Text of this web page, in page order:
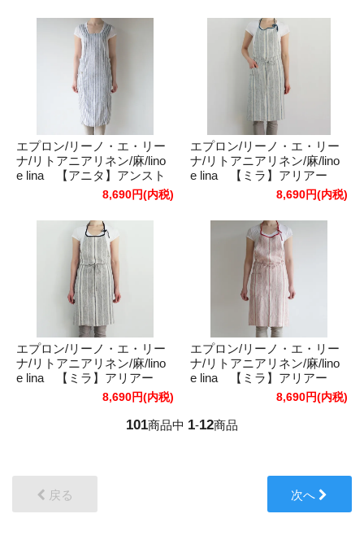
エプロン/リーノ・エ・リー
ナ/リトアニアリネン/麻/lino
e lina 【アニタ】アンスト
8,690円(内税)
エプロン/リーノ・エ・リー
ナ/リトアニアリネン/麻/lino
e lina 【ミラ】アリアー
8,690円(内税)
エプロン/リーノ・エ・リー
ナ/リトアニアリネン/麻/lino
e lina 【ミラ】アリアー
ヌ・ダークブルー8,690円(内税)
エプロン/リーノ・エ・リー
ナ/リトアニアリネン/麻/lino
e lina 【ミラ】アリアー
8,690円(内税)
101商品中 1-12商品
戻る 次へ